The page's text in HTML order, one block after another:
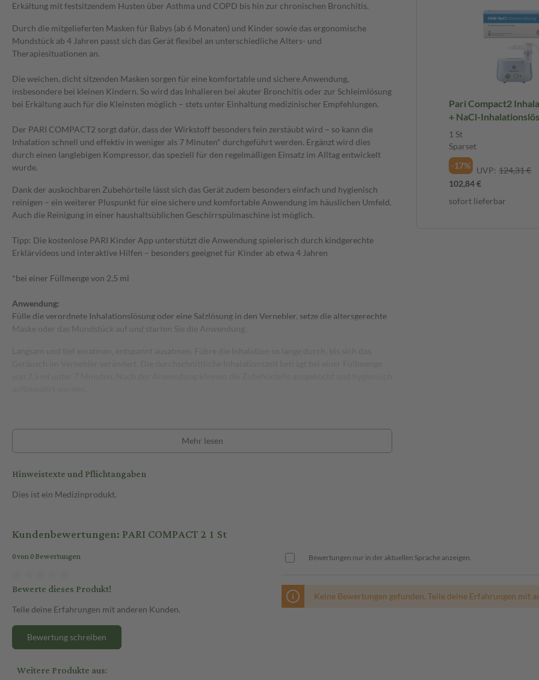
Erkältung mit festsitzendem Husten über Asthma und COPD bis hin zur chronischen Bronchitis.
Durch die mitgelieferten Masken für Babys (ab 6 Monaten) und Kinder sowie das ergonomische
Mundstück ab 4 Jahren passt sich das Gerät flexibel an unterschiedliche Alters- und
Therapiesituationen an.
Die weichen, dicht sitzenden Masken sorgen für eine komfortable und sichere Anwendung,
insbesondere bei kleinen Kindern. So wird das Inhalieren bei akuter Bronchitis oder zur Schleimlösung
bei Erkältung auch für die Kleinsten möglich – stets unter Einhaltung medizinischer Empfehlungen.
Der PARI COMPACT2 sorgt dafür, dass der Wirkstoff besonders fein zerstäubt wird – so kann die
Inhalation schnell und effektiv in weniger als 7 Minuten* durchgeführt werden. Ergänzt wird dies
durch einen langlebigen Kompressor, das speziell für den regelmäßigen Einsatz im Alltag entwickelt
wurde.
Dank der auskochbaren Zubehörteile lässt sich das Gerät zudem besonders einfach und hygienisch
reinigen – ein weiterer Pluspunkt für eine sichere und komfortable Anwendung im häuslichen Umfeld.
Auch die Reinigung in einer haushaltsüblichen Geschirrspülmaschine ist möglich.
Tipp: Die kostenlose PARI Kinder App unterstützt die Anwendung spielerisch durch kindgerechte
Erklärvideos und interaktive Hilfen – besonders geeignet für Kinder ab etwa 4 Jahren
*bei einer Füllmenge von 2,5 ml
Anwendung:
Fülle die verordnete Inhalationslösung oder eine Salzlösung in den Vernebler, setze die altersgerechte
Maske oder das Mundstück auf und starten Sie die Anwendung.
Mehr lesen
Hinweistexte und Pflichtangaben
Dies ist ein Medizinprodukt.
Pari Compact2
+ NaCl-Inhalationslösung
20x2,5ml Set 1 St
1 St
Sparset
-17%
UVP: 124,31 €
102,84 €
sofort lieferbar
Kundenbewertungen: PARI COMPACT 2 1 St
0 von 0 Bewertungen
Bewerte dieses Produkt!
Teile deine Erfahrungen mit anderen Kunden.
Bewertung schreiben
Bewertungen nur in der aktuellen Sprache anzeigen.
Keine Bewertungen gefunden. Teile deine Erfahrungen mit
Weitere Produkte aus: